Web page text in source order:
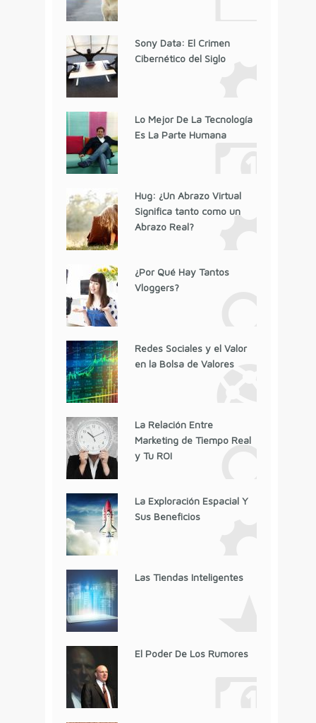
Sony Data: El Crimen
Cibernético del Siglo
Lo Mejor De La Tecnología
Es La Parte Humana
Hug: ¿Un Abrazo Virtual
Significa tanto como un
Abrazo Real?
¿Por Qué Hay Tantos
Vloggers?
Redes Sociales y el Valor
en la Bolsa de Valores
La Relación Entre
Marketing de Tiempo Real
y Tu ROI
La Exploración Espacial Y
Sus Beneficios
Las Tiendas Inteligentes
El Poder De Los Rumores